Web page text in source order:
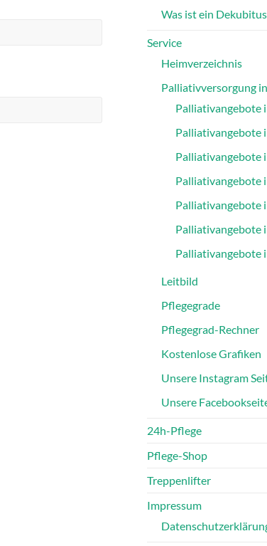
Was ist ein
Service
Heimverzeichnis
Palliativversorgung
Palliativangebote
Palliativangebote
Palliativangebote
Palliativangebote
Palliativangebote
Palliativangebote
Palliativangebote
Leitbild
Pflegegrade
Pflegegrad-Rechner
Kostenlose Grafiken
Unsere Instagram
Unsere
24h-Pflege
Pflege-Shop
Treppenlifter
Impressum